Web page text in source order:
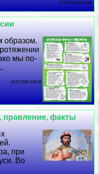
21 07 2026 10:30:40
образом.
мы по-
20 07 2026 4:40:53
факты
при
Во